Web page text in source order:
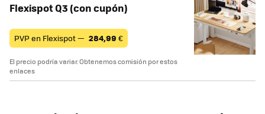
Flexispot Q3 (con cupón)
PVP en Flexispot — 284,99 €
El precio podría variar. Obtenemos comisión por estos
enlaces